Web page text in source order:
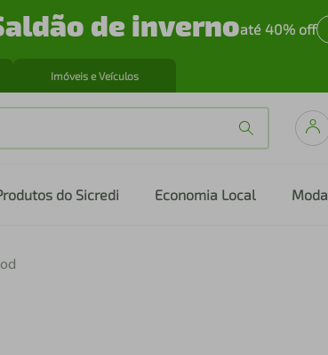
de invernoaté 40% off
Imóveis e Veículos
do Sicredi Economia Local Moda